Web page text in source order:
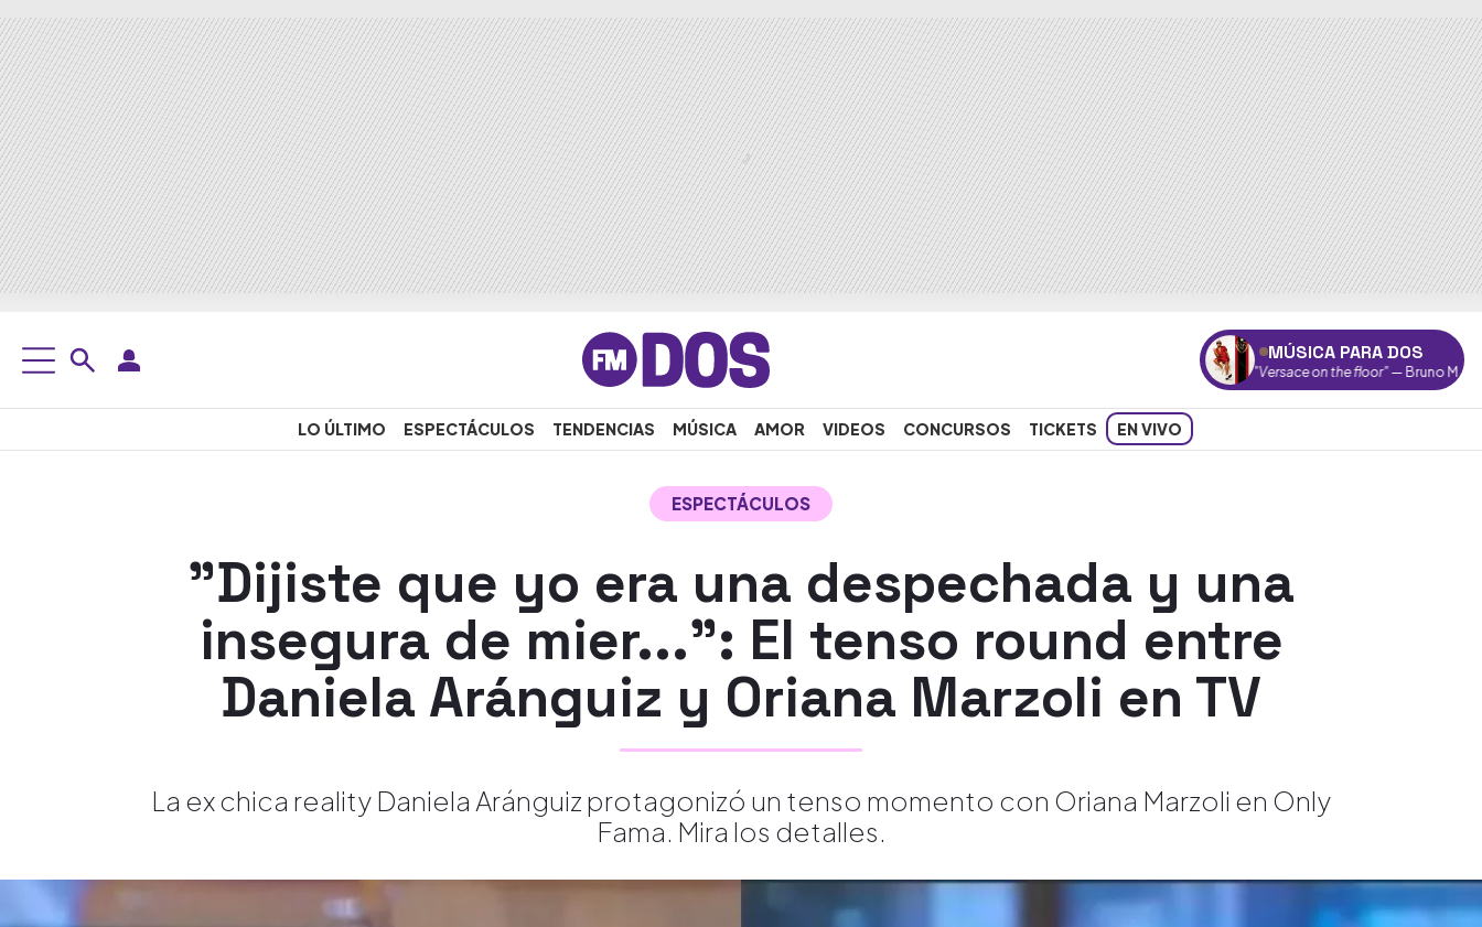
MÚSICA PARA DOS
"Versace on the floor"— Bruno Mars
LO ÚLTIMO ESPECTÁCULOS TENDENCIAS MÚSICA AMOR VIDEOS CONCURSOS TICKETS EN VIVO
ESPECTÁCULOS
"Dijiste que yo era una despechada y una
insegura de mier...": El tenso round entre
Daniela Aránguiz y Oriana Marzoli en TV
La ex chica reality Daniela Aránguiz protagonizó un tenso momento con Oriana Marzoli en Only
Fama. Mira los detalles.